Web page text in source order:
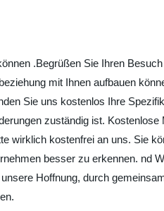
.Begrüßen Sie Ihren
mit Ihnen aufbauen
Sie uns kostenlos Ihre
zuständig ist.
wirklich kostenfrei an uns. Sie
besser zu erkennen. nd
Hoffnung, durch